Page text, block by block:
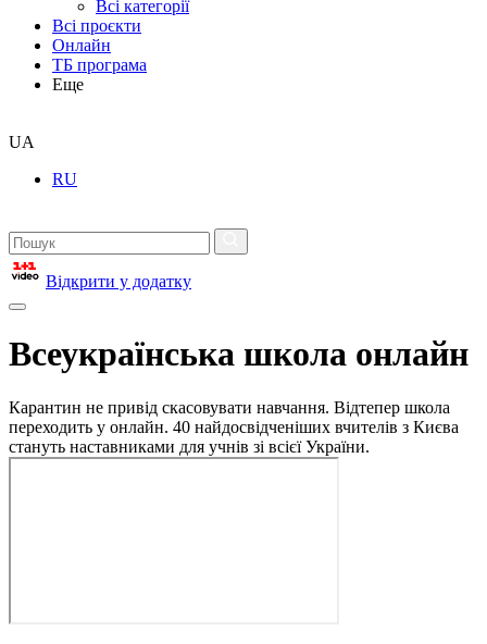
Всі категорії
Всі проєкти
Онлайн
ТБ програма
Еще
UA
RU
Відкрити у додатку
Всеукраїнська школа онлайн
Карантин не привід скасовувати навчання. Відтепер школа
переходить у онлайн. 40 найдосвідченіших вчителів з Києва
стануть наставниками для учнів зі всієї України.